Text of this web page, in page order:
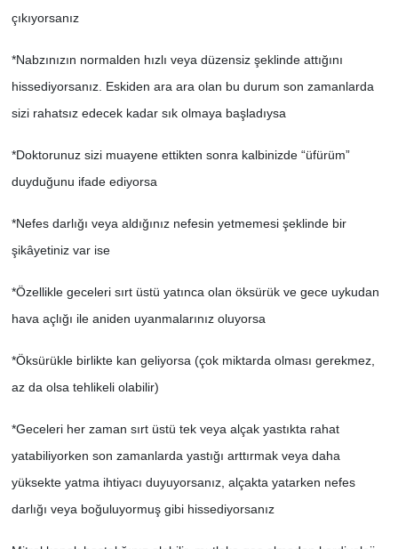
çıkıyorsanız
*Nabzınızın normalden hızlı veya düzensiz şeklinde attığını
hissediyorsanız. Eskiden ara ara olan bu durum son zamanlarda
sizi rahatsız edecek kadar sık olmaya başladıysa
*Doktorunuz sizi muayene ettikten sonra kalbinizde “üfürüm”
duyduğunu ifade ediyorsa
*Nefes darlığı veya aldığınız nefesin yetmemesi şeklinde bir
şikâyetiniz var ise
*Özellikle geceleri sırt üstü yatınca olan öksürük ve gece uykudan
hava açlığı ile aniden uyanmalarınız oluyorsa
*Öksürükle birlikte kan geliyorsa (çok miktarda olması gerekmez,
az da olsa tehlikeli olabilir)
*Geceleri her zaman sırt üstü tek veya alçak yastıkta rahat
yatabiliyorken son zamanlarda yastığı arttırmak veya daha
yüksekte yatma ihtiyacı duyuyorsanız, alçakta yatarken nefes
darlığı veya boğuluyormuş gibi hissediyorsanız